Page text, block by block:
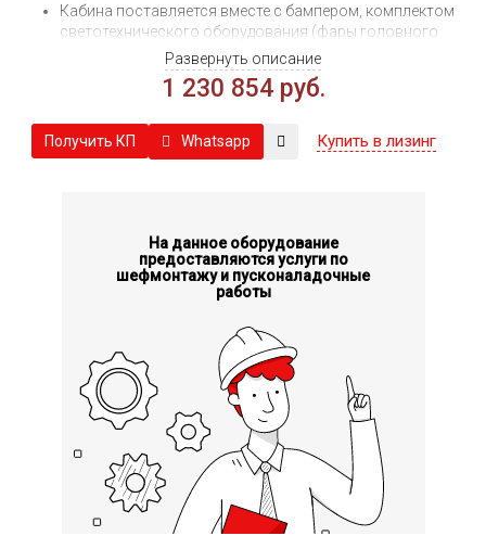
Кабина поставляется вместе с бампером, комплектом
светотехнического оборудования (фары головного
освещения, указатели поворотов, ходовые и
габаритные огни), комплектом шильд и внешних
декоративных накладок. Так же в комплект включен
солнцезащитный козырек.
Для получения детальной информации касающийся
Развернуть описание
1 230 854 руб.
Получить КП Whatsapp Купить в лизинг
На данное оборудование
предоставляются услуги по
шефмонтажу и пусконаладочные
работы